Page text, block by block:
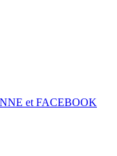
et FACEBOOK